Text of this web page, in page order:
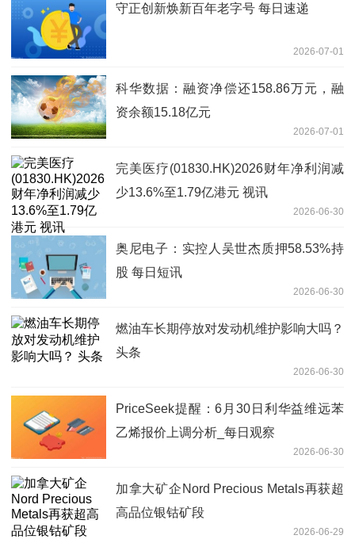
守正创新焕新百年老字号 每日速递
2026-07-01
科华数据：融资净偿还158.86万元，融
资余额15.18亿元
2026-07-01
完美医疗(01830.HK)2026财年净利润减
少13.6%至1.79亿港元 视讯
2026-06-30
奥尼电子：实控人吴世杰质押58.53%持
股 每日短讯
2026-06-30
燃油车长期停放对发动机维护影响大吗？
头条
2026-06-30
PriceSeek提醒：6月30日利华益维远苯
乙烯报价上调分析_每日观察
2026-06-30
加拿大矿企Nord Precious Metals再获超
高品位银钴矿段
2026-06-29